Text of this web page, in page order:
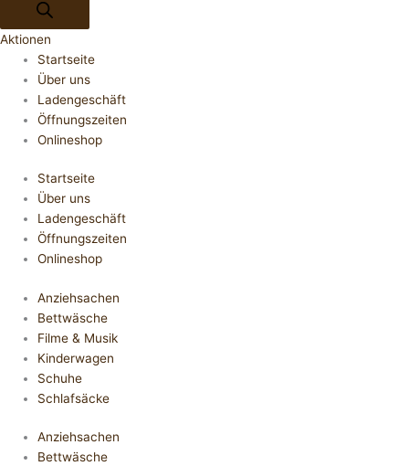
Aktionen
Startseite
Über uns
Ladengeschäft
Öffnungszeiten
Onlineshop
Startseite
Über uns
Ladengeschäft
Öffnungszeiten
Onlineshop
Anziehsachen
Bettwäsche
Filme & Musik
Kinderwagen
Schuhe
Schlafsäcke
Anziehsachen
Bettwäsche